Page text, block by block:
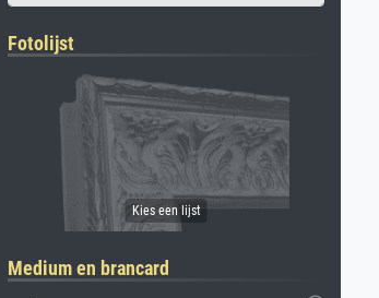
Fotolijst
Medium en brancard